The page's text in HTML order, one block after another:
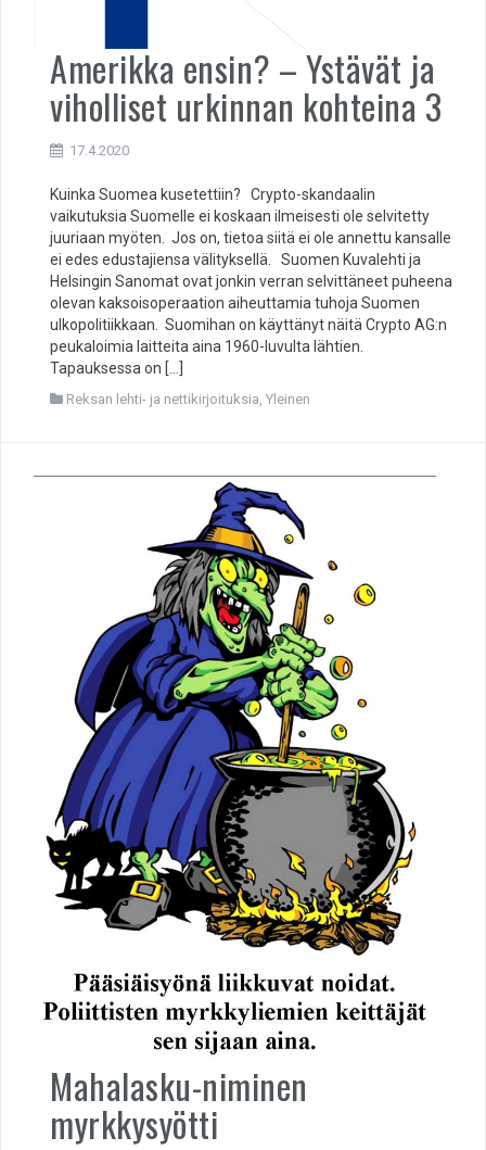
Amerikka ensin? – Ystävät ja
viholliset urkinnan kohteina 3
17.4.2020
Kuinka Suomea kusetettiin? Crypto-skandaalin
vaikutuksia Suomelle ei koskaan ilmeisesti ole selvitetty
juuriaan myöten. Jos on, tietoa siitä ei ole annettu kansalle
ei edes edustajiensa välityksellä. Suomen Kuvalehti ja
Helsingin Sanomat ovat jonkin verran selvittäneet puheena
olevan kaksoisoperaation aiheuttamia tuhoja Suomen
ulkopolitiikkaan. Suomihan on käyttänyt näitä Crypto AG:n
peukaloimia laitteita aina 1960-luvulta lähtien.
Tapauksessa on […]
Reksan lehti- ja nettikirjoituksia, Yleinen
Mahalasku-niminen
myrkkysyötti